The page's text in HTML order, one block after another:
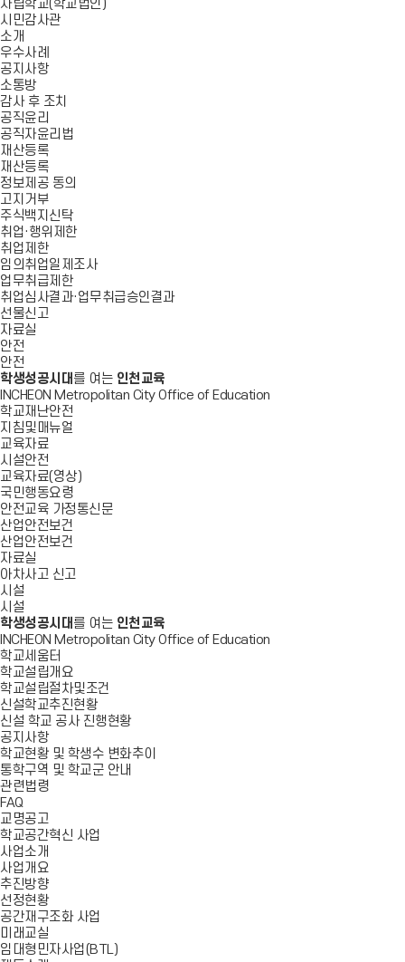
사립학교(학교법인)
시민감사관
소개
우수사례
공지사항
소통방
감사 후 조치
공직윤리
공직자윤리법
재산등록
재산등록
정보제공 동의
고지거부
주식백지신탁
취업·행위제한
취업제한
임의취업일제조사
업무취급제한
취업심사결과·업무취급승인결과
선물신고
자료실
안전
안전
학생성공시대 를 여는 인천교육
INCHEON Metropolitan City Office of Education
학교재난안전
지침및매뉴얼
교육자료
시설안전
교육자료(영상)
국민행동요령
안전교육 가정통신문
산업안전보건
산업안전보건
자료실
아차사고 신고
시설
시설
학생성공시대 를 여는 인천교육
INCHEON Metropolitan City Office of Education
학교세움터
학교설립개요
학교설립절차및조건
신설학교추진현황
신설 학교 공사 진행현황
공지사항
학교현황 및 학생수 변화추이
통학구역 및 학교군 안내
관련법령
FAQ
교명공고
학교공간혁신 사업
사업소개
사업개요
추진방향
선정현황
공간재구조화 사업
미래교실
임대형민자사업(BTL)